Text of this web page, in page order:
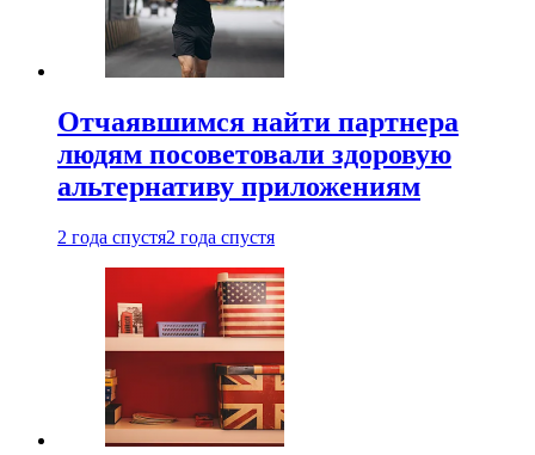
Отчаявшимся найти партнера
людям посоветовали здоровую
альтернативу приложениям
2 года спустя2 года спустя